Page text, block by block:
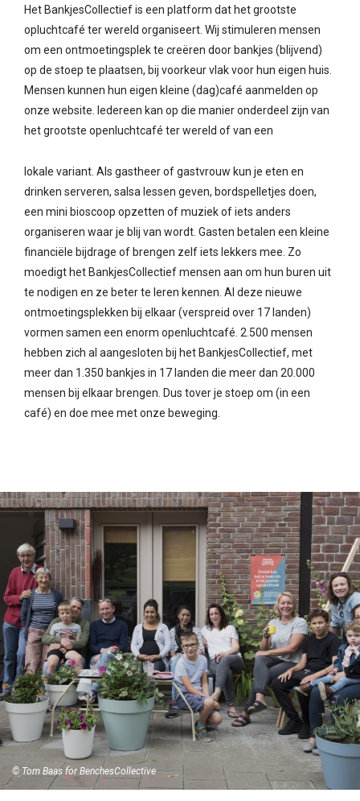
Het BankjesCollectief is een platform dat het grootste
opluchtcafé ter wereld organiseert. Wij stimuleren mensen
om een ontmoetingsplek te creëren door bankjes (blijvend)
op de stoep te plaatsen, bij voorkeur vlak voor hun eigen huis.
Mensen kunnen hun eigen kleine (dag)café aanmelden op
onze website. Iedereen kan op die manier onderdeel zijn van
het grootste openluchtcafé ter wereld of van een
lokale variant. Als gastheer of gastvrouw kun je eten en
drinken serveren, salsa lessen geven, bordspelletjes doen,
een mini bioscoop opzetten of muziek of iets anders
organiseren waar je blij van wordt. Gasten betalen een kleine
financiële bijdrage of brengen zelf iets lekkers mee. Zo
moedigt het BankjesCollectief mensen aan om hun buren uit
te nodigen en ze beter te leren kennen. Al deze nieuwe
ontmoetingsplekken bij elkaar (verspreid over 17 landen)
vormen samen een enorm openluchtcafé. 2.500 mensen
hebben zich al aangesloten bij het BankjesCollectief, met
meer dan 1.350 bankjes in 17 landen die meer dan 20.000
mensen bij elkaar brengen. Dus tover je stoep om (in een
café) en doe mee met onze beweging.
©️ Tom Baas for BenchesCollective